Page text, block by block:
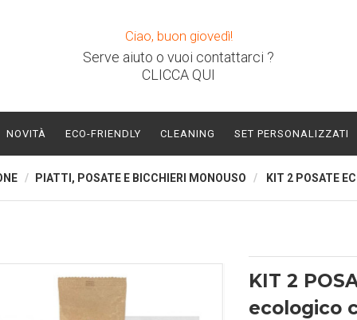
Ciao, buon giovedì!
Serve aiuto o vuoi contattarci ?
CLICCA QUI
NOVITÀ ECO-FRIENDLY CLEANING SET PERSONALIZZATI
PIATTI, POSATE E BICCHIERI MONOUSO KIT 2 POSATE
KIT 2
ecologico